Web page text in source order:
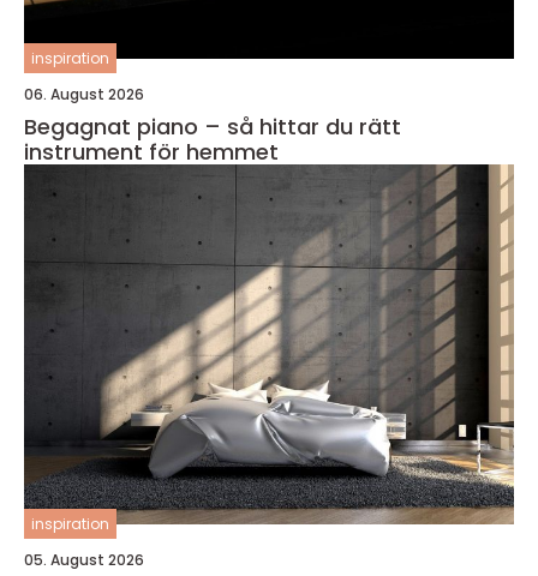
inspiration
06. August 2026
Begagnat piano – så hittar du rätt
instrument för hemmet
inspiration
05. August 2026